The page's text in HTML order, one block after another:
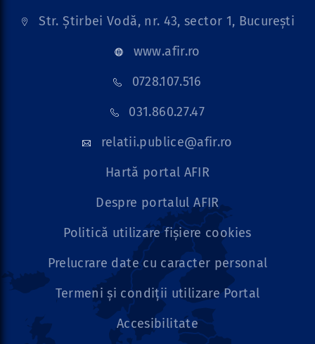
Hartă portal AFIR
Despre portalul AFIR
Politică utilizare fișiere cookies
Prelucrare date cu caracter personal
Termeni și condiții utilizare Portal
Accesibilitate
Str. Știrbei Vodă, nr. 43, sector 1, București
www.afir.ro
0728.107.516
031.860.27.47
relatii.publice@afir.ro